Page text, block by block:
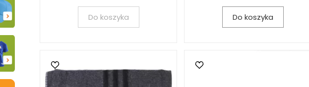
Do koszyka Do koszyka